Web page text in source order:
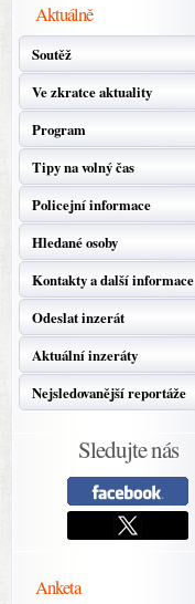
Aktuálně
Soutěž
Ve zkratce aktuality
Program
Tipy na volný čas
Policejní informace
Hledané osoby
Kontakty a další informace
Odeslat inzerát
Aktuální inzeráty
Nejsledovanější reportáže
Sledujte nás
Anketa